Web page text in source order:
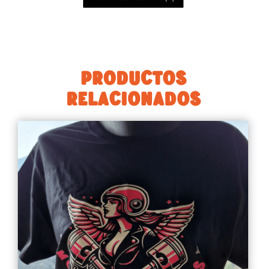
PRODUCTOS
RELACIONADOS